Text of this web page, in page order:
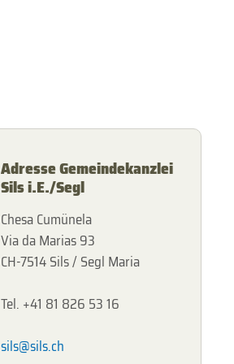
Adresse Gemeindekanzlei
Sils i.E./Segl
Chesa Cumünela
Via da Marias 93
CH-7514 Sils / Segl Maria
Tel. +41 81 826 53 16
sils@sils.ch